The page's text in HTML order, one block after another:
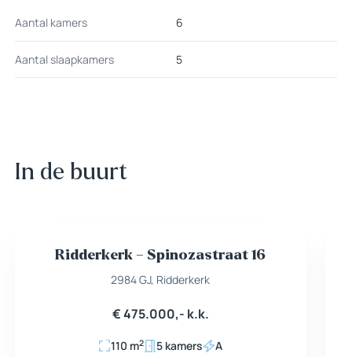
Aantal kamers 6
Aantal slaapkamers 5
In de buurt
Nieuw Beschikbaar
Ridderkerk – Spinozastraat 16
2984 GJ, Ridderkerk
€ 475.000,- k.k.
110 m2 5 kamers A